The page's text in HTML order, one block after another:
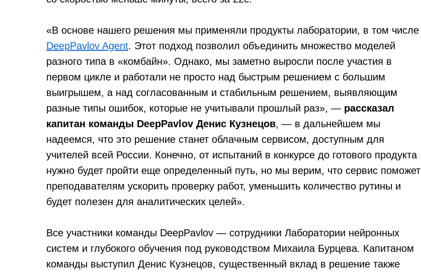
«В основе нашего решения мы применяли продукты лаборатории, в том числе
DeepPavlov Agent. Этот подход позволил объединить множество моделей
разного типа в «комбайн». Однако, мы заметно выросли после участия в
первом цикле и работали не просто над быстрым решением с большим
выигрышем, а над согласованным и стабильным решением, выявляющим
разные типы ошибок, которые не учитывали прошлый раз», — рассказал
капитан команды DeepPavlov Денис Кузнецов, — в дальнейшем мы
надеемся, что это решение станет облачным сервисом, доступным для
учителей всей России. Конечно, от испытаний в конкурсе до готового продукта
нужно будет пройти еще определенный путь, но мы верим, что сервис поможет
преподавателям ускорить проверку работ, уменьшить количество рутины и
будет полезен для аналитических целей».
Все участники команды DeepPavlov — сотрудники Лаборатории нейронных
систем и глубокого обучения под руководством Михаила Бурцева. Капитаном
команды выступил Денис Кузнецов, существенный вклад в решение также